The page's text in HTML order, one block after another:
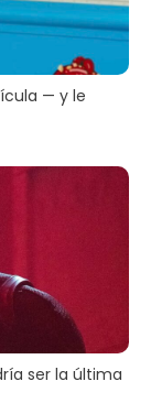
— y le
ser la última